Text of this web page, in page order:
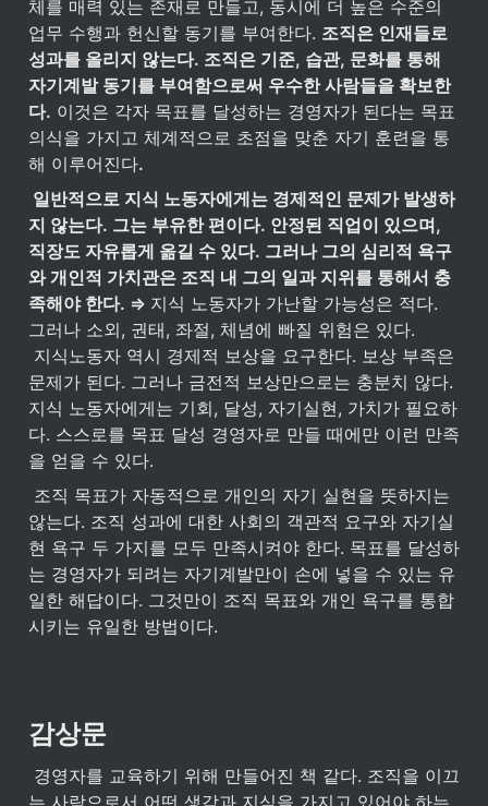
체를 매력 있는 존재로 만들고, 동시에 더 높은 수준의
업무 수행과 헌신할 동기를 부여한다. 조직은 인재들로
성과를 올리지 않는다. 조직은 기준, 습관, 문화를 통해
자기계발 동기를 부여함으로써 우수한 사람들을 확보한
다. 이것은 각자 목표를 달성하는 경영자가 된다는 목표
의식을 가지고 체계적으로 초점을 맞춘 자기 훈련을 통
해 이루어진다.
지 않는다. 그는 부유한 편이다. 안정된 직업이 있으며,
직장도 자유롭게 옮길 수 있다. 그러나 그의 심리적 욕구
와 개인적 가치관은 조직 내 그의 일과 지위를 통해서 충
족해야 한다. ⇒ 지식 노동자가 가난할 가능성은 적다.
그러나 소외, 권태, 좌절, 체념에 빠질 위험은 있다.
문제가 된다. 그러나 금전적 보상만으로는 충분치 않다.
지식 노동자에게는 기회, 달성, 자기실현, 가치가 필요하
다. 스스로를 목표 달성 경영자로 만들 때에만 이런 만족
을 얻을 수 있다.
않는다. 조직 성과에 대한 사회의 객관적 요구와 자기실
현 욕구 두 가지를 모두 만족시켜야 한다. 목표를 달성하
는 경영자가 되려는 자기계발만이 손에 넣을 수 있는 유
일한 해답이다. 그것만이 조직 목표와 개인 욕구를 통합
시키는 유일한 방법이다.
감상문
는 사람으로서 어떤 생각과 지식을 가지고 있어야 하는